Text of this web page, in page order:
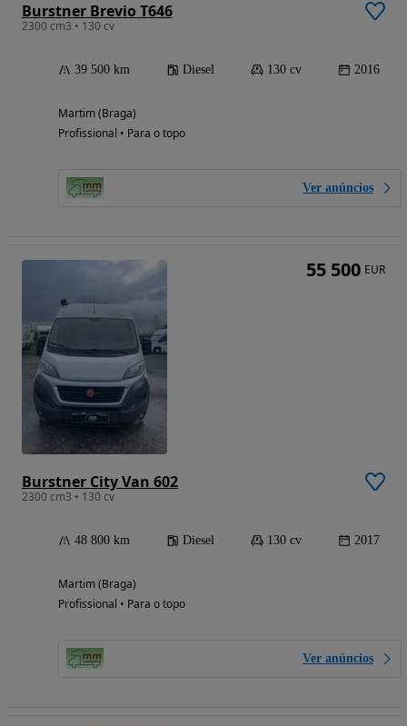
Burstner Brevio T646
2300 cm3 • 130 cv
39 500 km Diesel 130 cv 2016
Martim (Braga)
Profissional • Para o topo
Ver anúncios
Burstner City Van 602
2300 cm3 • 130 cv
48 800 km Diesel 130 cv 2017
Martim (Braga)
Profissional • Para o topo
Ver anúncios
55 500 EUR